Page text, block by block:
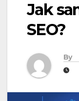
Jak
SEO?
By